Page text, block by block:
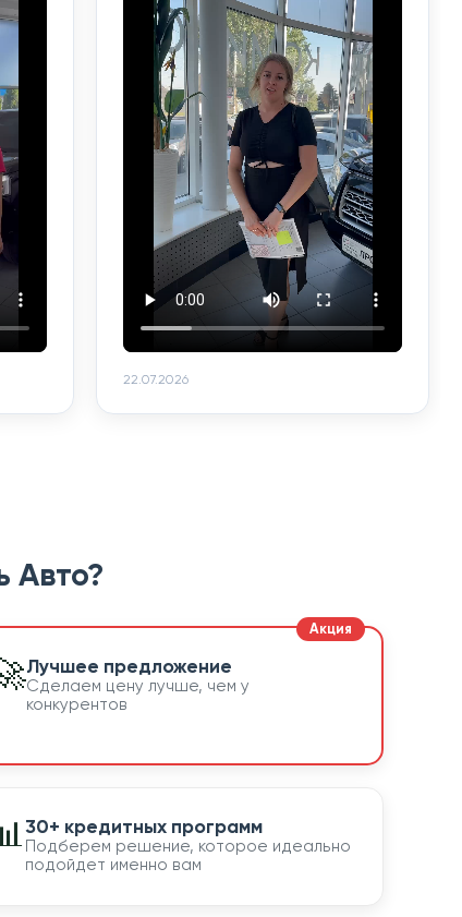
22.07.2026
Авто?
Лучшее предложение
Сделаем цену лучше, чем у
конкурентов
30+ кредитных программ
Подберем решение, которое идеально
подойдет именно вам